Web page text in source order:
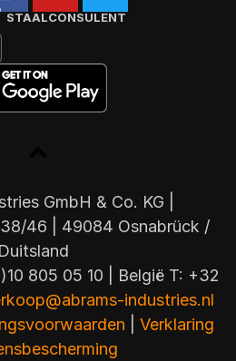
STAALCONSULENT
GmbH & Co. KG |
46 | 49084 Osnabrück /
Duitsland
805 05 10 | België T: +32
industries.nl
Verklaring